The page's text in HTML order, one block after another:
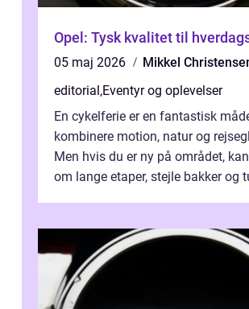
Opel: Tysk kvalitet til
05 maj 2026
Mikkel
editorial,Eventyr og oplevelser
En cykelferie er en fantastisk
kombinere motion, natur og
Men hvis du er ny på området,
om lange etaper, stejle bakker og